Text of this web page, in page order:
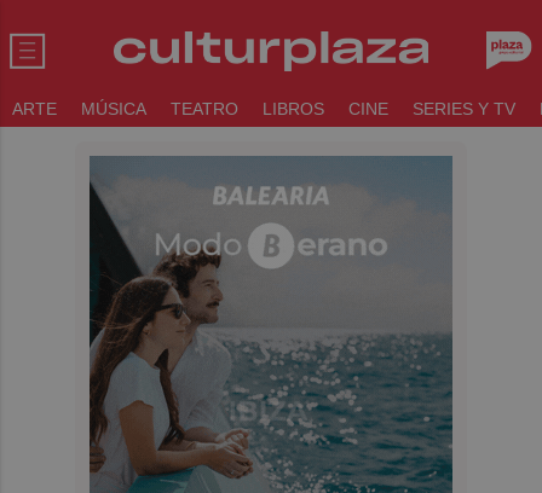
ARTE MÚSICA TEATRO LIBROS CINE SERIES Y TV